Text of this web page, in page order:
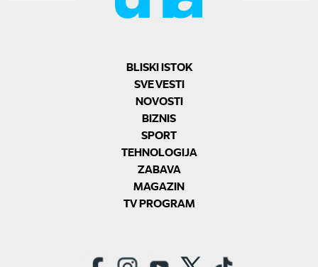
BLISKI ISTOK
SVE VESTI
NOVOSTI
BIZNIS
SPORT
TEHNOLOGIJA
ZABAVA
MAGAZIN
TV PROGRAM